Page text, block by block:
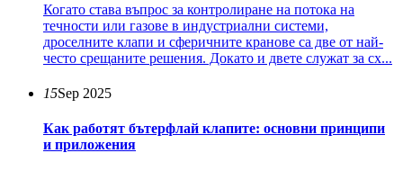
Когато става въпрос за контролиране на потока на
течности или газове в индустриални системи,
дроселните клапи и сферичните кранове са две от най-
често срещаните решения. Докато и двете служат за сх...
15Sep 2025
Как работят бътерфлай клапите: основни принципи
и приложения